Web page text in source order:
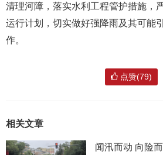
清理河障，落实水利工程管护措施，
运行计划，切实做好强降雨及其可能
作。
点赞(79)
相关文章
闻汛而动 向险